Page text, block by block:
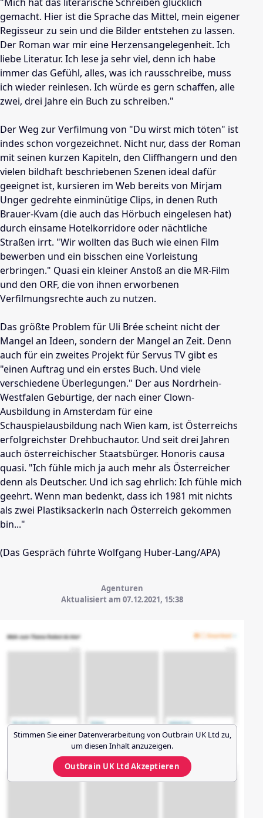
gemacht. Hier ist die Sprache das Mittel, mein eigener
Regisseur zu sein und die Bilder entstehen zu lassen.
Der Roman war mir eine Herzensangelegenheit. Ich
liebe Literatur. Ich lese ja sehr viel, denn ich habe
immer das Gefühl, alles, was ich rausschreibe, muss
ich wieder reinlesen. Ich würde es gern schaffen, alle
zwei, drei Jahre ein Buch zu schreiben."
Der Weg zur Verfilmung von "Du wirst mich töten" ist
indes schon vorgezeichnet. Nicht nur, dass der Roman
mit seinen kurzen Kapiteln, den Cliffhangern und den
vielen bildhaft beschriebenen Szenen ideal dafür
geeignet ist, kursieren im Web bereits von Mirjam
Unger gedrehte einminütige Clips, in denen Ruth
Brauer-Kvam (die auch das Hörbuch eingelesen hat)
durch einsame Hotelkorridore oder nächtliche
Straßen irrt. "Wir wollten das Buch wie einen Film
bewerben und ein bisschen eine Vorleistung
erbringen." Quasi ein kleiner Anstoß an die MR-Film
und den ORF, die von ihnen erworbenen
Verfilmungsrechte auch zu nutzen.
Das größte Problem für Uli Brée scheint nicht der
Mangel an Ideen, sondern der Mangel an Zeit. Denn
auch für ein zweites Projekt für Servus TV gibt es
"einen Auftrag und ein erstes Buch. Und viele
verschiedene Überlegungen." Der aus Nordrhein-
Westfalen Gebürtige, der nach einer Clown-
Ausbildung in Amsterdam für eine
Schauspielausbildung nach Wien kam, ist Österreichs
erfolgreichster Drehbuchautor. Und seit drei Jahren
auch österreichischer Staatsbürger. Honoris causa
quasi. "Ich fühle mich ja auch mehr als Österreicher
denn als Deutscher. Und ich sag ehrlich: Ich fühle mich
geehrt. Wenn man bedenkt, dass ich 1981 mit nichts
als zwei Plastiksackerln nach Österreich gekommen
bin..."
(Das Gespräch führte Wolfgang Huber-Lang/APA)
Agenturen
Aktualisiert am 07.12.2021, 15:38
Stimmen Sie einer Datenverarbeitung von Outbrain UK Ltd zu,
um diesen Inhalt anzuzeigen.
Outbrain UK LtdAkzeptieren